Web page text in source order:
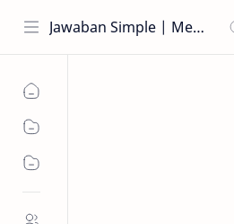
Jawaban Simple | Menjawab Pertanyaan Dengan Lengkap dan Jelas